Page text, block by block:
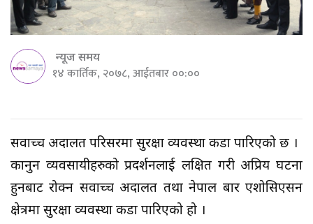
न्यूज समय
१४ कार्तिक, २०७८, आईतबार ००:००
सर्वोच्च अदालत परिसरमा सुरक्षा व्यवस्था कडा पारिएको छ ।
कानुन व्यवसायीहरुको प्रदर्शनलाई लक्षित गरी अप्रिय घटना
हुनबाट रोक्न सर्वोच्च अदालत तथा नेपाल बार एशोसिएसन
क्षेत्रमा सुरक्षा व्यवस्था कडा पारिएको हो ।